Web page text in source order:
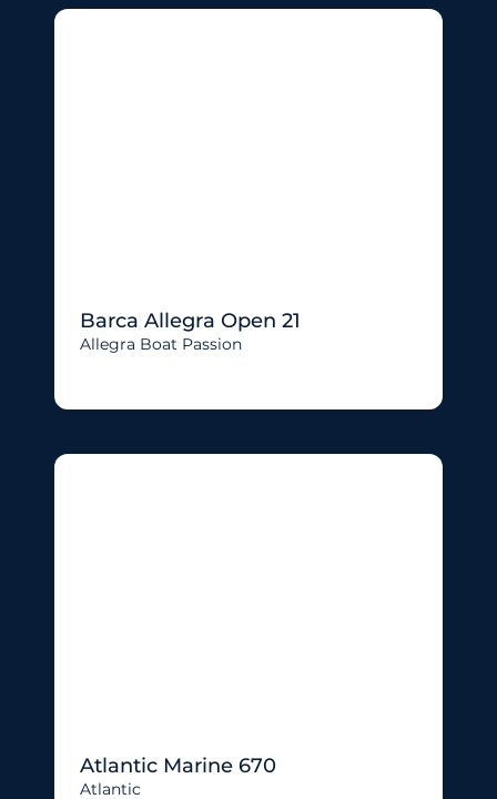
Barca Allegra Open 21
Allegra Boat Passion
Atlantic Marine 670
Atlantic